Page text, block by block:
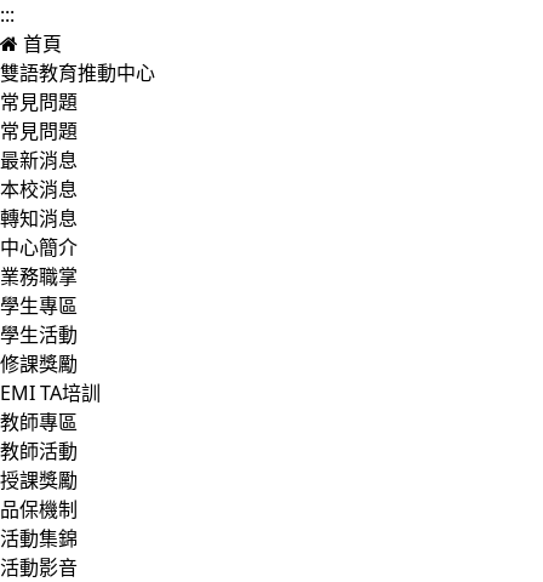
:::
首頁
雙語教育推動中心
常見問題
常見問題
最新消息
本校消息
轉知消息
中心簡介
業務職掌
學生專區
學生活動
修課獎勵
EMI TA培訓
教師專區
教師活動
授課獎勵
品保機制
活動集錦
活動影音